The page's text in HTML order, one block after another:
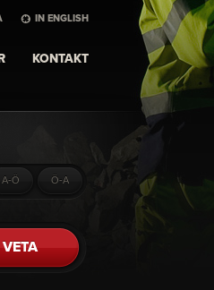
IN ENGLISH
KONTAKT
A-Ö Ö-A